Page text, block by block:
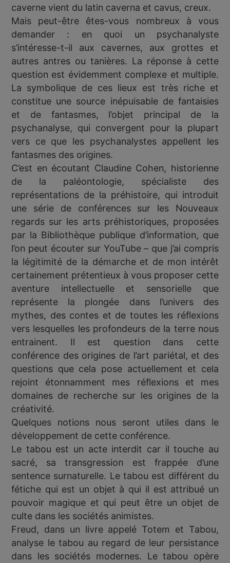
caverne vient du latin caverna et cavus, creux.
Mais peut-être êtes-vous nombreux à vous
demander : en quoi un psychanalyste
s’intéresse-t-il aux cavernes, aux grottes et
autres antres ou tanières. La réponse à cette
question est évidemment complexe et multiple.
La symbolique de ces lieux est très riche et
constitue une source inépuisable de fantaisies
et de fantasmes, l’objet principal de la
psychanalyse, qui convergent pour la plupart
vers ce que les psychanalystes appellent les
fantasmes des origines.
C’est en écoutant Claudine Cohen, historienne
de la paléontologie, spécialiste des
représentations de la préhistoire, qui introduit
une série de conférences sur les Nouveaux
regards sur les arts préhistoriques, proposées
par la Bibliothèque publique d’information, que
l’on peut écouter sur YouTube – que j’ai compris
la légitimité de la démarche et de mon intérêt
certainement prétentieux à vous proposer cette
aventure intellectuelle et sensorielle que
représente la plongée dans l’univers des
mythes, des contes et de toutes les réflexions
vers lesquelles les profondeurs de la terre nous
entrainent. Il est question dans cette
conférence des origines de l’art pariétal, et des
questions que cela pose actuellement et cela
rejoint étonnamment mes réflexions et mes
domaines de recherche sur les origines de la
créativité.
Quelques notions nous seront utiles dans le
développement de cette conférence.
Le tabou est un acte interdit car il touche au
sacré, sa transgression est frappée d’une
sentence surnaturelle. Le tabou est différent du
fétiche qui est un objet à qui il est attribué un
pouvoir magique et qui peut être un objet de
culte dans les sociétés animistes.
Freud, dans un livre appelé Totem et Tabou,
analyse le tabou au regard de leur persistance
dans les sociétés modernes. Le tabou opère